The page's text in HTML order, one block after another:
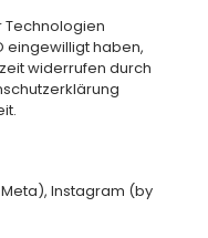
Technologien
eingewilligt haben,
widerrufen durch
Instagram (by